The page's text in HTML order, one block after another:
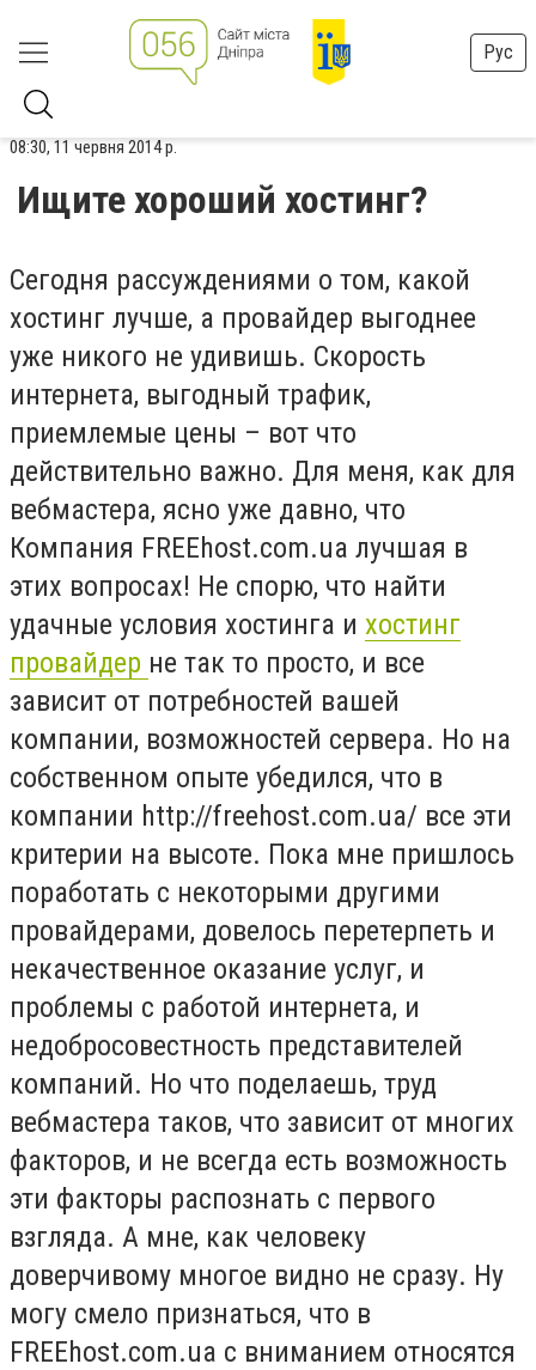
Рус
08:30, 11 червня 2014 р.
Ищите хороший хостинг?
Сегодня рассуждениями о том, какой
хостинг лучше, а провайдер выгоднее
уже никого не удивишь. Скорость
интернета, выгодный трафик,
приемлемые цены – вот что
действительно важно. Для меня, как для
вебмастера, ясно уже давно, что
Компания FREEhost.com.ua лучшая в
этих вопросах! Не спорю, что найти
удачные условия хостинга и хостинг
провайдер не так то просто, и все
зависит от потребностей вашей
компании, возможностей сервера. Но на
собственном опыте убедился, что в
компании http://freehost.com.ua/ все эти
критерии на высоте. Пока мне пришлось
поработать с некоторыми другими
провайдерами, довелось перетерпеть и
некачественное оказание услуг, и
проблемы с работой интернета, и
недобросовестность представителей
компаний. Но что поделаешь, труд
вебмастера таков, что зависит от многих
факторов, и не всегда есть возможность
эти факторы распознать с первого
взгляда. А мне, как человеку
доверчивому многое видно не сразу. Ну
могу смело признаться, что в
FREEhost.com.ua с вниманием относятся